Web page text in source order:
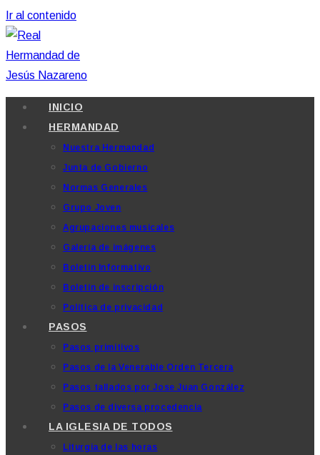
Ir al contenido
INICIO
HERMANDAD
Nuestra Hermandad
Junta de Gobierno
Normas Generales
Grupo Joven
Agrupaciones musicales
Galería de imágenes
Boletín Informativo
Boletín de inscripción
Política de privacidad
PASOS
Pasos primitivos
Pasos de la Venerable Orden Tercera
Pasos tallados por Jose Juan González
Pasos de diversa procedencia
LA IGLESIA DE TODOS
Liturgia de las horas